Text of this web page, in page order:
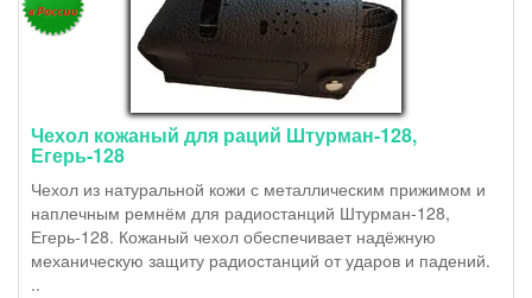
Чехол кожаный для раций Штурман-128,
Егерь-128
Чехол из натуральной кожи с металлическим прижимом и
наплечным ремнём для радиостанций Штурман-128,
Егерь-128. Кожаный чехол обеспечивает надёжную
механическую защиту радиостанций от ударов и падений.
..